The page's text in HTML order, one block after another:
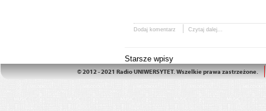
Dodaj komentarz Czytaj dalej...
Starsze wpisy
© 2012 - 2021 Radio UNIWERSYTET. Wszelkie prawa zastrzeżone.